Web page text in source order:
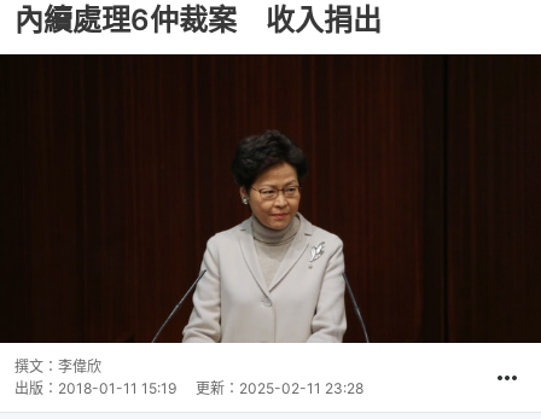
內續處理6仲裁案 收入捐出
撰文： 李偉欣
出版： 2018-01-11 15:19 更新： 2025-02-11 23:28